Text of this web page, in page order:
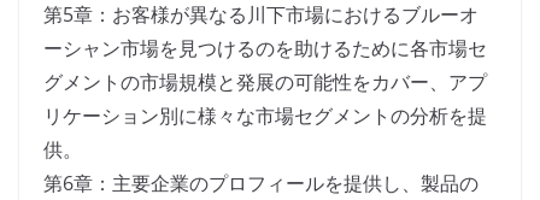
第5章：お客様が異なる川下市場におけるブルーオ
ーシャン市場を見つけるのを助けるために各市場セ
グメントの市場規模と発展の可能性をカバー、アプ
リケーション別に様々な市場セグメントの分析を提
供。
第6章：主要企業のプロフィールを提供し、製品の